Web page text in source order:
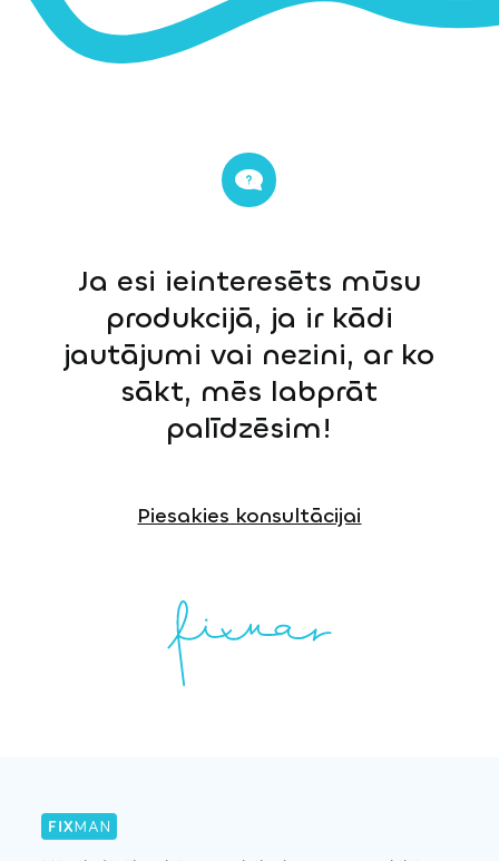
Ja esi ieinteresēts mūsu
produkcijā, ja ir kādi
jautājumi vai nezini, ar ko
sākt, mēs labprāt
palīdzēsim!
Piesakies konsultācijai